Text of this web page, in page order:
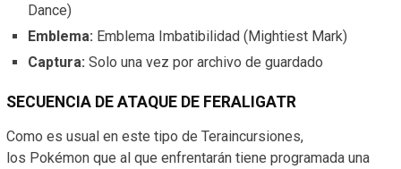
Dance)
Emblema: Emblema Imbatibilidad (Mightiest Mark)
Captura: Solo una vez por archivo de guardado
SECUENCIA DE ATAQUE DE FERALIGATR
Como es usual en este tipo de Teraincursiones,
los Pokémon que al que enfrentarán tiene programada una